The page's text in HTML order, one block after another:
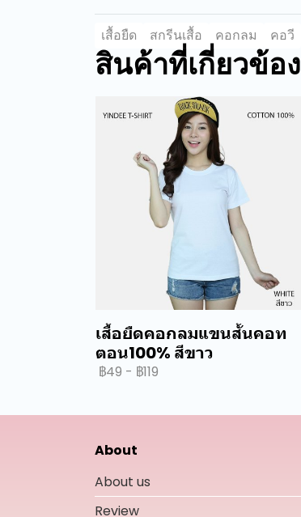
เสื้อยืด สกรีนเสื้อ คอกลม คอวี
สินค้าที่เกี่ยวข้อง
เสื้อยืดคอกลมแขนสั้นคอท
ตอน100% สีขาว
฿49 - ฿119
About
About us
Review